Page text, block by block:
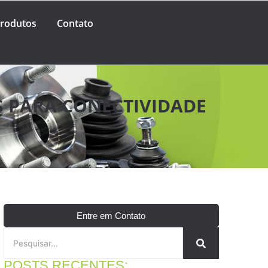
Contato
PARA CONECTIVIDADE
Entre em Contato